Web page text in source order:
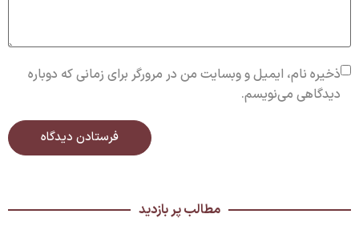
ذخیره نام، ایمیل و وبسایت من در مرورگر برای زمانی که دوباره
دیدگاهی می‌نویسم.
مطالب پر بازدید